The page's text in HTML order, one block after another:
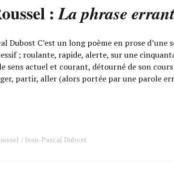
:La phrase
Dubost C’est un long poème en prose d’une
; roulante, rapide, alerte, sur une
sens actuel et courant, détourné de son
partir, aller (alors portée par une parole
Jean-Pascal Dubost